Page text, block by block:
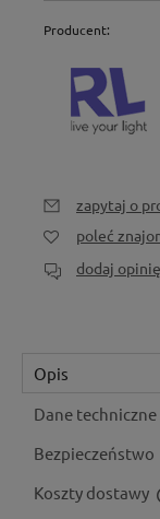
Producent:
zapytaj o
poleć
dodaj opinię
Opis
Dane techniczne
Bezpieczeństwo
Koszty dostawy
Cena nie zawiera